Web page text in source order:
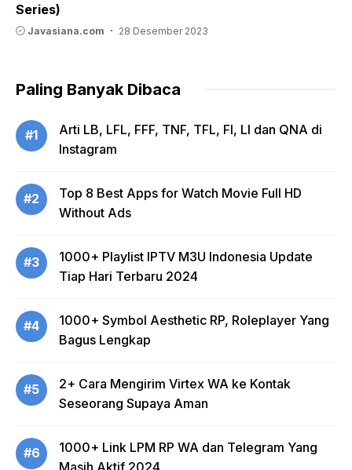
Series)
Javasiana.com 28 Desember 2023
Paling Banyak Dibaca
#1
Arti LB, LFL, FFF, TNF, TFL, FI, LI dan QNA di
Instagram
#2
Top 8 Best Apps for Watch Movie Full HD
Without Ads
#3
1000+ Playlist IPTV M3U Indonesia Update
Tiap Hari Terbaru 2024
#4
1000+ Symbol Aesthetic RP, Roleplayer Yang
Bagus Lengkap
#5
2+ Cara Mengirim Virtex WA ke Kontak
Seseorang Supaya Aman
#6
1000+ Link LPM RP WA dan Telegram Yang
Masih Aktif 2024